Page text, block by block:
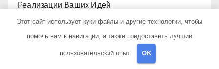
Реализации Ваших Идей
Этот сайт использует куки-файлы и другие технологии, чтобы
помочь вам в навигации, а также предоставить лучший
пользовательский опыт. OK